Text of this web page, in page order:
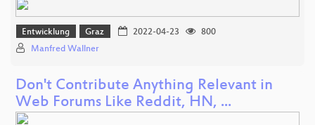
Entwicklung Graz 2022-04-23
800
Manfred Wallner
Don't Contribute Anything Relevant in
Web Forums Like Reddit, HN, ...